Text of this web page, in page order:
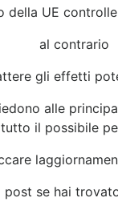
della UE
al contrario
gli effetti
alle
il possibile
se hai